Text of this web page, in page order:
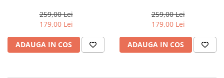
259,00 Lei
179,00 Lei
ADAUGA IN COS
259,00 Lei
179,00 Lei
ADAUGA IN COS